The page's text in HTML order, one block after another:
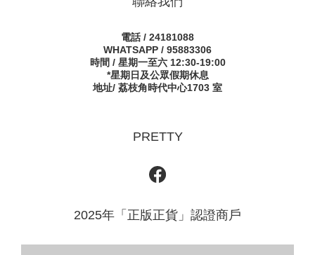
電話 / 24181088
WHATSAPP / 95883306
時間 / 星期一至六 12:30-19:00
*星期日及公眾假期休息
地址/ 荔枝角時代中心1703 室
PRETTY
2025年「正版正貨」認證商戶